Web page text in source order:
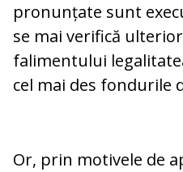
pronunțate sunt
se mai verifică
falimentului
cel mai des fondurile
Or, prin motivele de